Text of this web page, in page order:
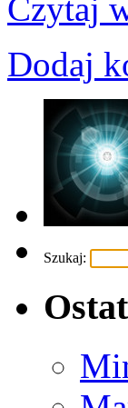
Czytaj
Dodaj
Szukaj: